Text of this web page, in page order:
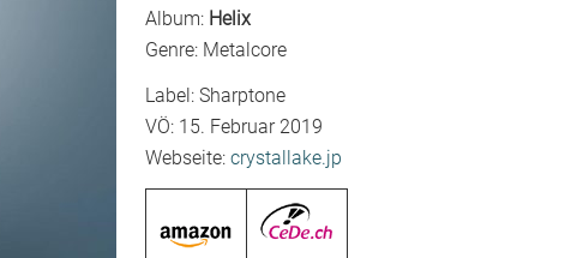
Album: Helix
Genre: Metalcore
Label: Sharptone
VÖ: 15. Februar 2019
Webseite: crystallake.jp